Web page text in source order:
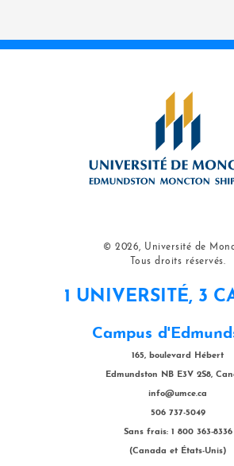
© 2026, Université de
Tous droits réservés.
1 UNIVERSITÉ, 3
Campus
165, boulevard Hébert
Edmundston NB E3V 2S8,
info@umce.ca
506 737-5049
Sans frais: 1 800 363-8336
(Canada et États-Unis)